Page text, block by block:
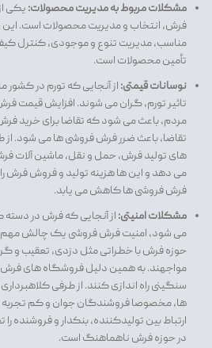
مشکلات مربوط به مدیریت محصولات: یکی
فرش، انتخاب و مدیریت محصولات است.
مناسب، مدیریت تنوع و موجودی، کنترل
تأمین محصولات است.
نوسانات قیمتی: از آنجایی که تورم در کشور
تاثیر تورم، گران می شوند. افزایش قیمت
مردم، باعث می شود که تقاضا برای خرید
تقاضا، باعث ضرر فرش فروشی ها می شود.
های تولید فرش، حمل و نقل، ماشین آلات
می دهد و این ها هزینه تولید و فروش فرش
فرش فروشی ها کاهش می یابد.
مشکلات امنیتی: از آنجایی که فرش در
می شود، امنیت فرش فروشی یک چالش مهم
حوزه فرش با خطراتی مثل دزدی، تعقیب و
مواجهند. به همین دلیل فروشگاه های فرش
سنگینی راه اندازی کنند. از طرفی
ها، مخصوصا فروشندگان جوان و کم تجربه
ارتباط بین تولیدکننده، بنکدار و فروشنده
در حوزه فرش ناهماهنگ است.